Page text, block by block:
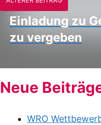
Einladung zu
zu vergeben
Neue
WRO